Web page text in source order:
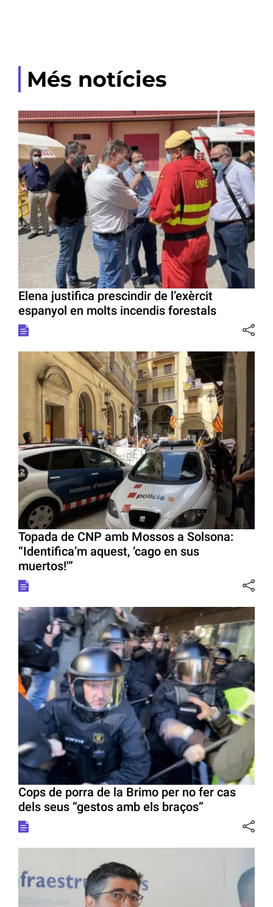
Més notícies
Elena justifica prescindir de l’exèrcit
espanyol en molts incendis forestals
Topada de CNP amb Mossos a Solsona:
“Identifica’m aquest, ‘cago en sus
muertos!'”
Cops de porra de la Brimo per no fer cas
dels seus “gestos amb els braços”